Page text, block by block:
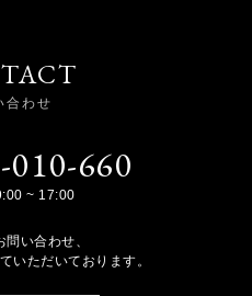
合わせ
010-660
~ 17:00
い合わせ、
いただいております。